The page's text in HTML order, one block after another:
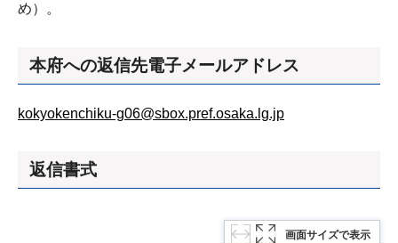
め）。
本府への返信先電子メールアドレス
kokyokenchiku-g06@sbox.pref.osaka.lg.jp
返信書式
画面サイズで表示